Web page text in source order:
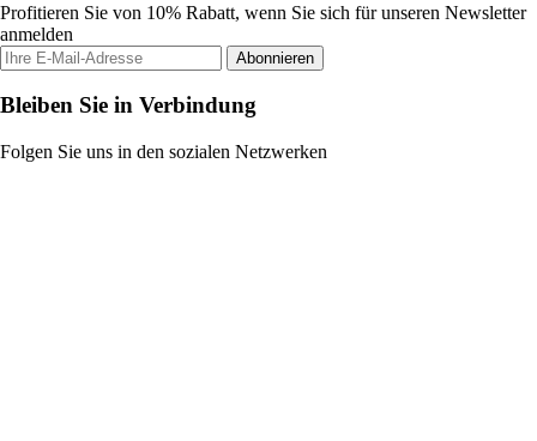
Profitieren Sie von 10% Rabatt, wenn Sie sich für unseren Newsletter
anmelden
Abonnieren
Bleiben Sie in Verbindung
Folgen Sie uns in den sozialen Netzwerken